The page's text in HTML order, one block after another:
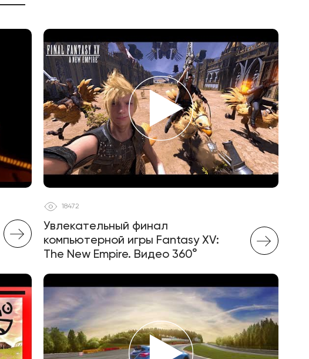
18472
Увлекательный финал
компьютерной игры Fantasy XV:
The New Empire. Видео 360°